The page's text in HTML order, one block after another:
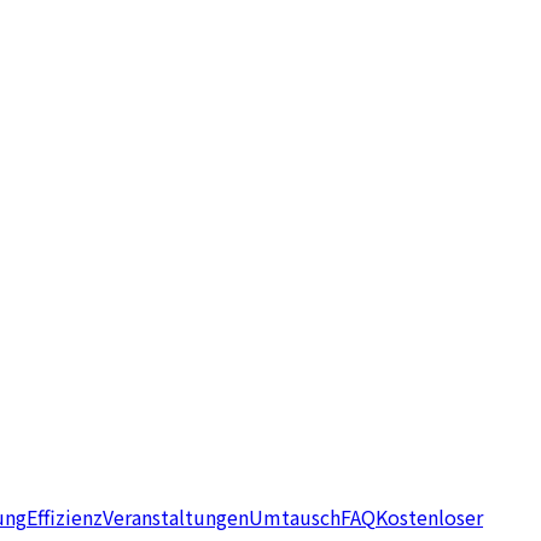
EffizienzVeranstaltungenUmtauschFAQKostenloser